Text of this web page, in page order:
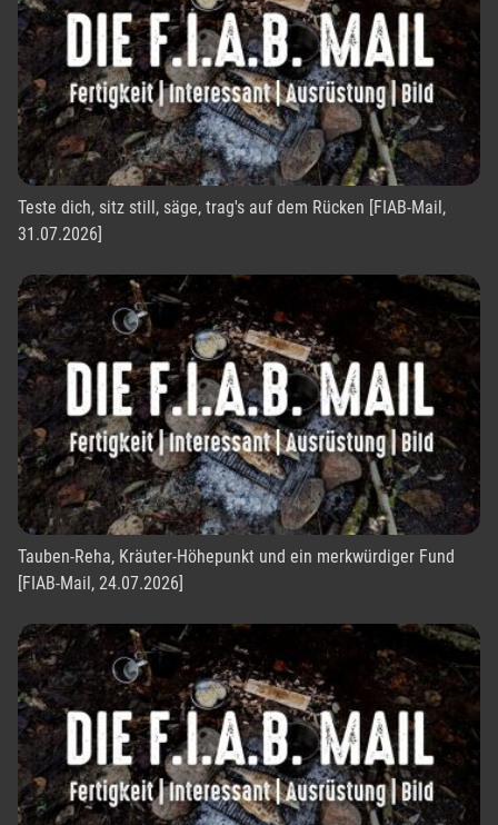
Teste dich, sitz still, säge, trag's auf dem Rücken [FIAB-Mail,
31.07.2026]
Tauben-Reha, Kräuter-Höhepunkt und ein merkwürdiger Fund
[FIAB-Mail, 24.07.2026]